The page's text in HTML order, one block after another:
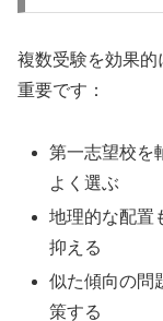
複数受験を効果
重要です：
第一志望校を
よく選ぶ
地理的な配置
抑える
似た傾向の問
策する